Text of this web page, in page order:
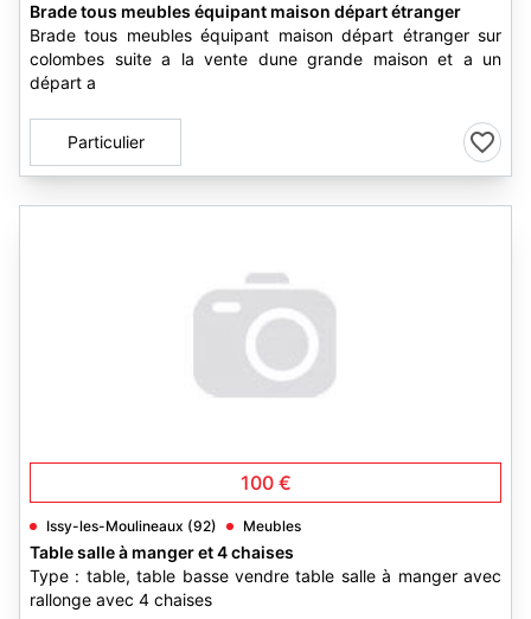
Brade tous meubles équipant maison départ étranger
Brade tous meubles équipant maison départ étranger sur
colombes suite a la vente dune grande maison et a un
départ a
Particulier
100 €
Issy-les-Moulineaux (92) Meubles
Table salle à manger et 4 chaises
Type : table, table basse vendre table salle à manger avec
rallonge avec 4 chaises